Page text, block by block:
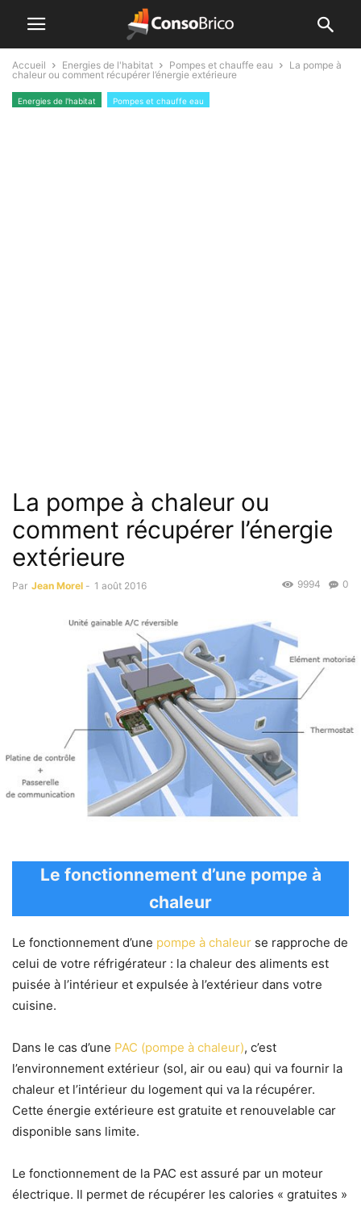
Accueil Energies de l'habitat Pompes et chauffe eau
La pompe à
chaleur ou comment récupérer l’énergie extérieure
Energies de l'habitat Pompes et chauffe eau
La pompe à chaleur ou
comment récupérer l’énergie
extérieure
Par Jean Morel - 1 août 2016 0
9994
Le fonctionnement d’une pompe à
chaleur
Le fonctionnement d’une pompe à chaleur se rapproche de
celui de votre réfrigérateur : la chaleur des aliments est
puisée à l’intérieur et expulsée à l’extérieur dans votre
cuisine.
Dans le cas d’une PAC (pompe à chaleur), c’est
l’environnement extérieur (sol, air ou eau) qui va fournir la
chaleur et l’intérieur du logement qui va la récupérer.
Cette énergie extérieure est gratuite et renouvelable car
disponible sans limite.
Le fonctionnement de la PAC est assuré par un moteur
électrique. Il permet de récupérer les calories « gratuites »